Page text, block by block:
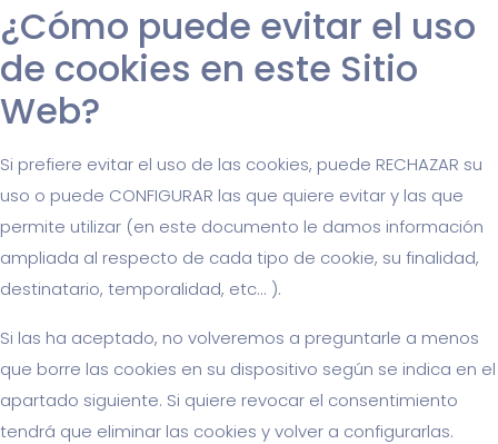
¿Cómo puede evitar el uso
de cookies en este Sitio
Web?
Si prefiere evitar el uso de las cookies, puede RECHAZAR su
uso o puede CONFIGURAR las que quiere evitar y las que
permite utilizar (en este documento le damos información
ampliada al respecto de cada tipo de cookie, su finalidad,
destinatario, temporalidad, etc... ).
Si las ha aceptado, no volveremos a preguntarle a menos
que borre las cookies en su dispositivo según se indica en el
apartado siguiente. Si quiere revocar el consentimiento
tendrá que eliminar las cookies y volver a configurarlas.